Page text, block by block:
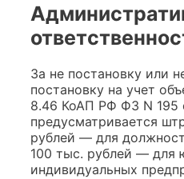
За не постановку или
постановку на учет
8.46 КоАП РФ ФЗ N 195
предусматривается
рублей — для
100 тыс. рублей — для
индивидуальных